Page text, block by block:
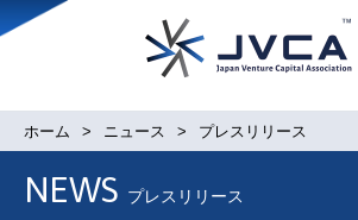
ホーム ニュース プレスリリース
NEWS プレスリリース